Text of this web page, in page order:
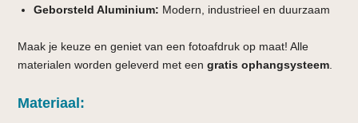
Geborsteld Aluminium: Modern, industrieel en duurzaam
Maak je keuze en geniet van een fotoafdruk op maat! Alle
materialen worden geleverd met eengratis ophangsysteem
Materiaal